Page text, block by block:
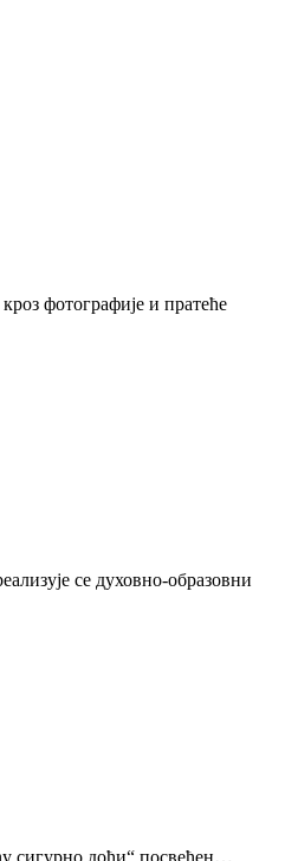
фотографије и пратеће
се духовно-образовни
сигурно доћи“ посвећен…